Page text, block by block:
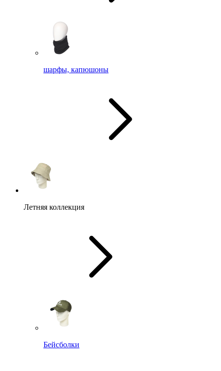
шарфы, капюшоны
Летняя коллекция
Бейсболки